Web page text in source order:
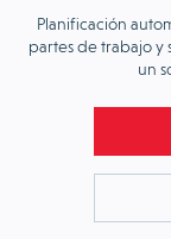
Planificación
partes de trabajo y
un